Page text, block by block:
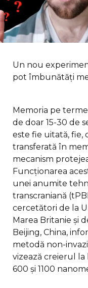
Un nou
pot îmbunătăți
Memoria pe
de doar 15-30 de
este fie uitată, fie,
transferată în
mecanism
Funcționarea
unei anumite
transcraniană
cercetători de la
Marea Britanie și
Beijing, China,
metodă non-
vizează creierul
600 și 1100